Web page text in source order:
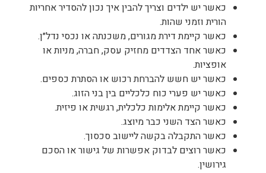
כאשר יש ילדים וצריך להבין איך נכון להסדיר אחריות
הורית וזמני שהות.
כאשר קיימת דירת מגורים, משכנתה או נכסי נדל״ן.
כאשר אחד הצדדים מחזיק עסק, חברה, מניות או
אופציות.
כאשר יש חשש להברחת רכוש או הסתרת כספים.
כאשר יש פערי כוח כלכליים בין בני הזוג.
כאשר קיימת אלימות כלכלית, רגשית או פיזית.
כאשר הצד השני כבר מיוצג.
כאשר התקבלה בקשה ליישוב סכסוך.
כאשר רוצים לבדוק אפשרות של גישור או הסכם
גירושין.